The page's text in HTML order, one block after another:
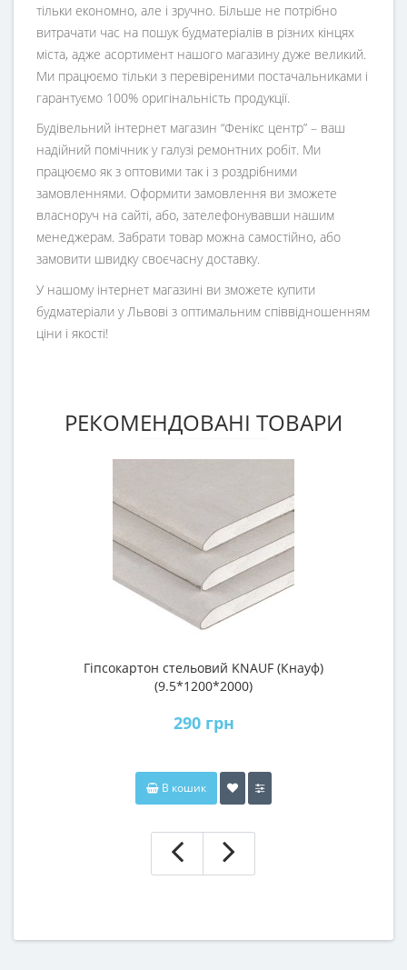
тільки економно, але і зручно. Більше не потрібно
витрачати час на пошук будматеріалів в різних кінцях
міста, адже асортимент нашого магазину дуже великий.
Ми працюємо тільки з перевіреними постачальниками і
гарантуємо 100% оригінальність продукції.
Будівельний інтернет магазин “Фенікс центр” – ваш
надійний помічник у галузі ремонтних робіт. Ми
працюємо як з оптовими так і з роздрібними
замовленнями. Оформити замовлення ви зможете
власноруч на сайті, або, зателефонувавши нашим
менеджерам. Забрати товар можна самостійно, або
замовити швидку своєчасну доставку.
У нашому інтернет магазині ви зможете купити
будматеріали у Львові з оптимальним співвідношенням
ціни і якості!
РЕКОМЕНДОВАНІ ТОВАРИ
Гіпсокартон стельовий KNAUF (Кнауф)
(9.5*1200*2000)
290 грн
В кошик